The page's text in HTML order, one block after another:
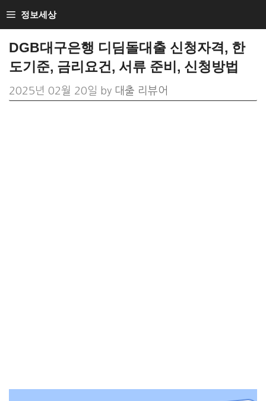
Skip
to
content
정보세상
DGB대구은행 디딤돌대출 신청자격, 한
도기준, 금리요건, 서류 준비, 신청방법
2025년 02월 20일 by 대출 리뷰어